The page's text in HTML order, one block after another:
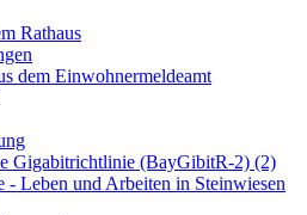
Rathaus
dem Einwohnermeldeamt
Gigabitrichtlinie (BayGibitR-2) (2)
- Leben und Arbeiten in Steinwiesen